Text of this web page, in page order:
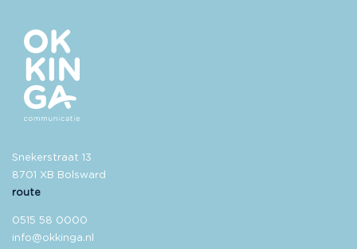
Snekerstraat 13
8701 XB Bolsward
route
0515 58 0000
info@okkinga.nl